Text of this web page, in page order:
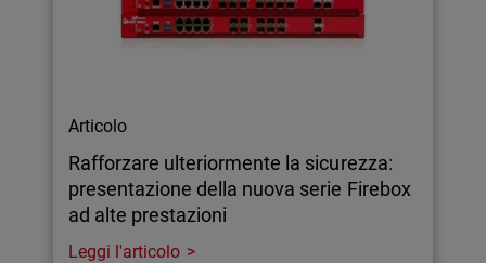
Articolo
Rafforzare ulteriormente la sicurezza:
presentazione della nuova serie Firebox
ad alte prestazioni
Leggi l'articolo